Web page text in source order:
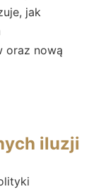
jak
oraz nową
iluzji